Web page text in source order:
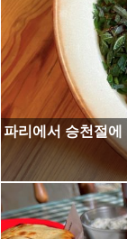
파리에서 승천절